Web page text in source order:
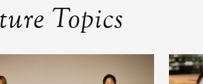
Topics